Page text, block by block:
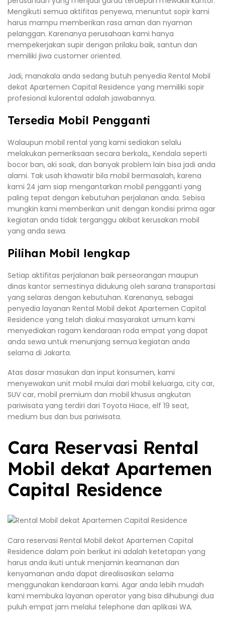
Mengikuti semua aktifitas penyewa, menuntut sopir kami
harus mampu memberikan rasa aman dan nyaman
pelanggan. Karenanya perusahaan kami hanya
mempekerjakan supir dengan prilaku baik, santun dan
memiliki jiwa customer oriented.
Jadi, manakala anda sedang butuh penyedia Rental Mobil
dekat Apartemen Capital Residence yang memiliki sopir
profesional kulorental adalah jawabannya.
Tersedia Mobil Pengganti
Walaupun mobil rental yang kami sediakan selalu
melakukan pemeriksaan secara berkala,, Kendala seperti
bocor ban, aki soak, dan banyak problem lain bisa jadi anda
alami. Tak usah khawatir bila mobil bermasalah, karena
kami 24 jam siap mengantarkan mobil pengganti yang
paling tepat dengan kebutuhan perjalanan anda. Sebisa
mungkin kami memberikan unit dengan kondisi prima agar
kegiatan anda tidak terganggu akibat kerusakan mobil
yang anda sewa.
Pilihan Mobil lengkap
Setiap aktifitas perjalanan baik perseorangan maupun
dinas kantor semestinya didukung oleh sarana transportasi
yang selaras dengan kebutuhan. Karenanya, sebagai
penyedia layanan Rental Mobil dekat Apartemen Capital
Residence yang telah diakui masyarakat umum kami
menyediakan ragam kendaraan roda empat yang dapat
anda sewa untuk menunjang semua kegiatan anda
selama di Jakarta.
Atas dasar masukan dan input konsumen, kami
menyewakan unit mobil mulai dari mobil keluarga, city car,
SUV car, mobil premium dan mobil khusus angkutan
pariwisata yang terdiri dari Toyota Hiace, elf 19 seat,
medium bus dan bus pariwisata.
Cara Reservasi Rental
Mobil dekat Apartemen
Capital Residence
Cara reservasi Rental Mobil dekat Apartemen Capital
Residence dalam poin berikut ini adalah ketetapan yang
harus anda ikuti untuk menjamin keamanan dan
kenyamanan anda dapat direalisasikan selama
menggunakan kendaraan kami. Agar anda lebih mudah
kami membuka layanan operator yang bisa dihubungi dua
puluh empat jam melalui telephone dan aplikasi WA.